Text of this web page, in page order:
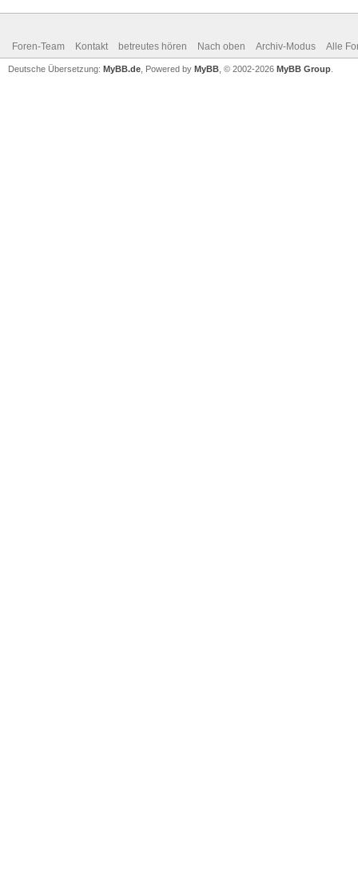
Foren-Team Kontakt betreutes hören Nach oben Archiv-Modus Alle
Deutsche Übersetzung: MyBB.de , Powered by MyBB , © 2002-2026 MyBB Group